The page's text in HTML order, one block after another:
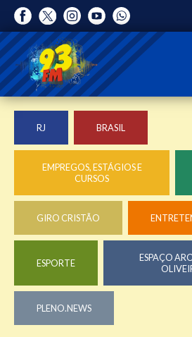
RJ BRASIL
EMPREGOS, ESTÁGIOS E
CURSOS
GIRO CRISTÃO
ESPORTE
ESPAÇO
PLENO.NEWS